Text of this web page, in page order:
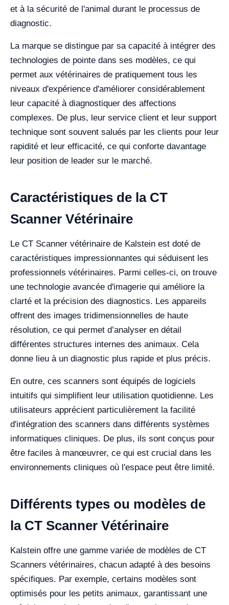
et à la sécurité de l'animal durant le processus de
diagnostic.
La marque se distingue par sa capacité à intégrer des
technologies de pointe dans ses modèles, ce qui
permet aux vétérinaires de pratiquement tous les
niveaux d'expérience d'améliorer considérablement
leur capacité à diagnostiquer des affections
complexes. De plus, leur service client et leur support
technique sont souvent salués par les clients pour leur
rapidité et leur efficacité, ce qui conforte davantage
leur position de leader sur le marché.
Caractéristiques de la CT
Scanner Vétérinaire
Le CT Scanner vétérinaire de Kalstein est doté de
caractéristiques impressionnantes qui séduisent les
professionnels vétérinaires. Parmi celles-ci, on trouve
une technologie avancée d'imagerie qui améliore la
clarté et la précision des diagnostics. Les appareils
offrent des images tridimensionnelles de haute
résolution, ce qui permet d’analyser en détail
différentes structures internes des animaux. Cela
donne lieu à un diagnostic plus rapide et plus précis.
En outre, ces scanners sont équipés de logiciels
intuitifs qui simplifient leur utilisation quotidienne. Les
utilisateurs apprécient particulièrement la facilité
d'intégration des scanners dans différents systèmes
informatiques cliniques. De plus, ils sont conçus pour
être faciles à manœuvrer, ce qui est crucial dans les
environnements cliniques où l'espace peut être limité.
Différents types ou modèles de
la CT Scanner Vétérinaire
Kalstein offre une gamme variée de modèles de CT
Scanners vétérinaires, chacun adapté à des besoins
spécifiques. Par exemple, certains modèles sont
optimisés pour les petits animaux, garantissant une